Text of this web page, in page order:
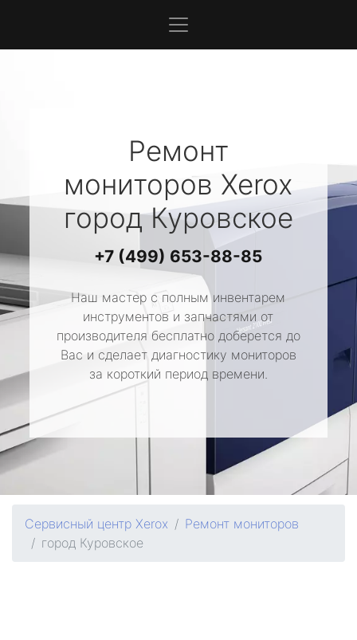
Ремонт
мониторов Xerox
город Куровское
+7 (499) 653-88-85
Наш мастер с полным инвентарем
инструментов и запчастями от
производителя бесплатно доберется до
Вас и сделает диагностику мониторов
за короткий период времени.
Сервисный центр Xerox
Ремонт мониторов
город Куровское